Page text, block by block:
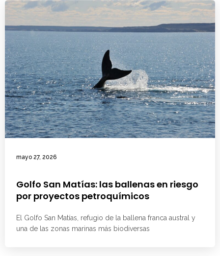
mayo 27, 2026
Golfo San Matías: las ballenas en riesgo
por proyectos petroquímicos
El Golfo San Matías, refugio de la ballena franca austral y
una de las zonas marinas más biodiversas